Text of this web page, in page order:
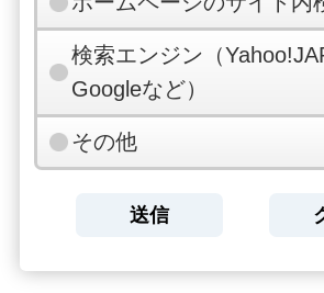
検索エンジン（
Googleなど）
その他